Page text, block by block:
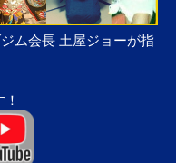
ム会長 土屋ジョーが指